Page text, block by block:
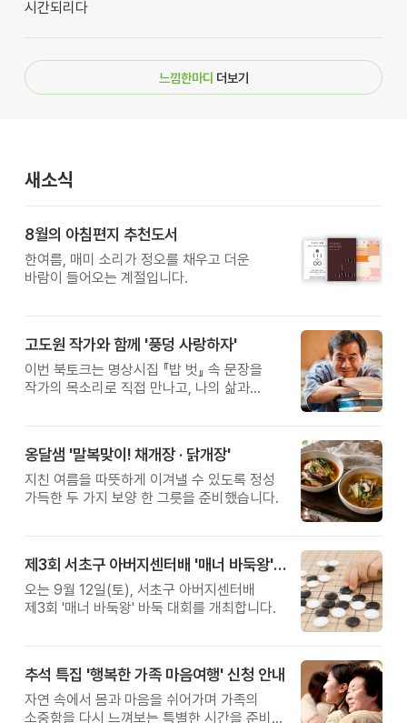
시간되리다
느낌한마디 더보기
새소식
8월의 아침편지 추천도서
한여름, 매미 소리가 정오를 채우고 더운
바람이 들어오는 계절입니다.
고도원 작가와 함께 '풍덩 사랑하자'
이번 북토크는 명상시집 『밥 벗』 속 문장을
작가의 목소리로 직접 만나고, 나의 삶과
옹달샘 '말복맞이! 채개장 · 닭개장'
지친 여름을 따뜻하게 이겨낼 수 있도록 정성
가득한 두 가지 보양 한 그릇을 준비했습니다.
제3회 서초구 아버지센터배 '매너 바둑왕' 대회
오는 9월 12일(토), 서초구 아버지센터배
제3회 '매너 바둑왕' 바둑 대회를 개최합니다.
추석 특집 '행복한 가족 마음여행' 신청 안내
자연 속에서 몸과 마음을 쉬어가며 가족의
소중함을 다시 느껴보는 특별한 시간을 준비해